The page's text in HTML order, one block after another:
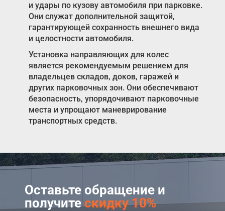
и удары по кузову автомобиля при парковке.
Они служат дополнительной защитой,
гарантирующей сохранность внешнего вида
и целостности автомобиля.
Установка направляющих для колес
является рекомендуемым решением для
владельцев складов, доков, гаражей и
других парковочных зон. Они обеспечивают
безопасность, упорядочивают парковочные
места и упрощают маневрирование
транспортных средств.
Оставьте обращение и
получитескидку 10%